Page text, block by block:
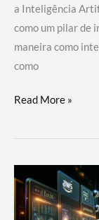
a Inteligência
como um pilar de
maneira como
como
Desenvolvimento
um
com
AWS
Read More »